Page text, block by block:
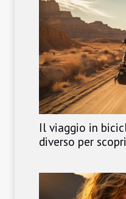
Il viaggio in
diverso per